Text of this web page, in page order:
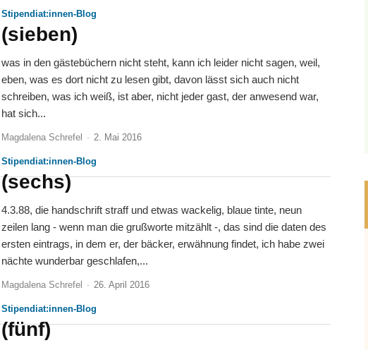
Stipendiat:innen-Blog
(sieben)
was in den gästebüchern nicht steht, kann ich leider nicht sagen, weil,
eben, was es dort nicht zu lesen gibt, davon lässt sich auch nicht
schreiben, was ich weiß, ist aber, nicht jeder gast, der anwesend war,
hat sich...
Magdalena Schrefel - 2. Mai 2016
Stipendiat:innen-Blog
(sechs)
4.3.88, die handschrift straff und etwas wackelig, blaue tinte, neun
zeilen lang - wenn man die grußworte mitzählt -, das sind die daten des
ersten eintrags, in dem er, der bäcker, erwähnung findet, ich habe zwei
nächte wunderbar geschlafen,...
Magdalena Schrefel - 26. April 2016
Stipendiat:innen-Blog
(fünf)